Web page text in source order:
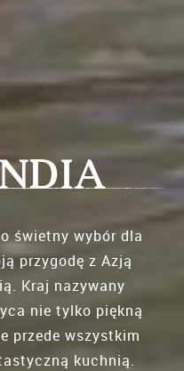
świetny wybór dla
przygodę z Azją
Kraj nazywany
nie tylko piękną
przede wszystkim
kuchnią.